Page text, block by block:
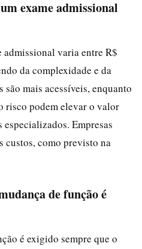
exame admissional
admissional varia entre R$
da complexidade e da
mais acessíveis, enquanto
risco podem elevar o valor
Empresas
custos, como previsto na
de função é
é exigido sempre que o